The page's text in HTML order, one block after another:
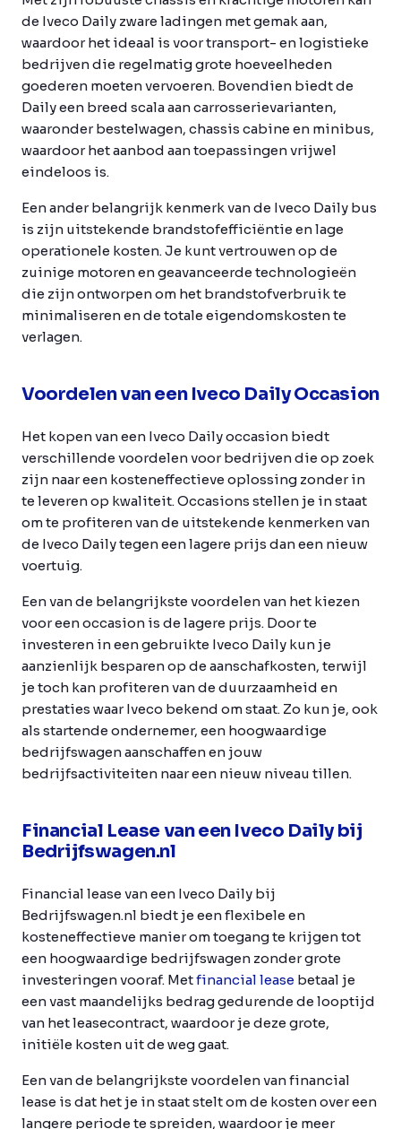
de Iveco Daily zware ladingen met gemak aan,
waardoor het ideaal is voor transport- en logistieke
bedrijven die regelmatig grote hoeveelheden
goederen moeten vervoeren. Bovendien biedt de
Daily een breed scala aan carrosserievarianten,
waaronder bestelwagen, chassis cabine en minibus,
waardoor het aanbod aan toepassingen vrijwel
eindeloos is.
Een ander belangrijk kenmerk van de Iveco Daily bus
is zijn uitstekende brandstofefficiëntie en lage
operationele kosten. Je kunt vertrouwen op de
zuinige motoren en geavanceerde technologieën
die zijn ontworpen om het brandstofverbruik te
minimaliseren en de totale eigendomskosten te
verlagen.
Voordelen van een Iveco Daily Occasion
Het kopen van een Iveco Daily occasion biedt
verschillende voordelen voor bedrijven die op zoek
zijn naar een kosteneffectieve oplossing zonder in
te leveren op kwaliteit. Occasions stellen je in staat
om te profiteren van de uitstekende kenmerken van
de Iveco Daily tegen een lagere prijs dan een nieuw
voertuig.
Een van de belangrijkste voordelen van het kiezen
voor een occasion is de lagere prijs. Door te
investeren in een gebruikte Iveco Daily kun je
aanzienlijk besparen op de aanschafkosten, terwijl
je toch kan profiteren van de duurzaamheid en
prestaties waar Iveco bekend om staat. Zo kun je, ook
als startende ondernemer, een hoogwaardige
bedrijfswagen aanschaffen en jouw
bedrijfsactiviteiten naar een nieuw niveau tillen.
Financial Lease van een Iveco Daily bij
Bedrijfswagen.nl
Financial lease van een Iveco Daily bij
Bedrijfswagen.nl biedt je een flexibele en
kosteneffectieve manier om toegang te krijgen tot
een hoogwaardige bedrijfswagen zonder grote
investeringen vooraf. Metfinancial lease betaal je
een vast maandelijks bedrag gedurende de looptijd
van het leasecontract, waardoor je deze grote,
initiële kosten uit de weg gaat.
Een van de belangrijkste voordelen van financial
lease is dat het je in staat stelt om de kosten over een
langere periode te spreiden, waardoor je meer